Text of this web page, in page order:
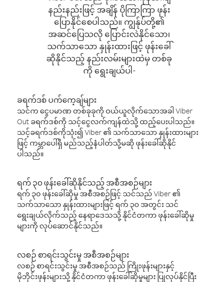
နည်းနည်းဖြင့် အချိန် ပိုကြာကြာ ဖုန်း
ပြောနိုင်စေပါသည်။ ကျွန်ုပ်တို့၏
အဆင်ပြေသလို ပြောင်းလဲနိုင်သော၊
သက်သာသော နှုန်းထားဖြင့် ဖုန်းခေါ်
ဆိုနိုင်သည့် နည်းလမ်းများထဲမှ တစ်ခု
ကို ရွေးချယ်ပါ-
ခရက်ဒစ် ပက်ကေ့ချ်များ
သင်က ငွေပမာဏ တစ်ခုခုကို ဝယ်ယူလိုက်သောအခါ Viber
Out ခရက်ဒစ်ကို သင့်ငွေလက်ကျန်ထဲသို့ ထည့်ပေးပါသည်။
သင့်ခရက်ဒစ်ကိုသုံး၍ Viber ၏ သက်သာသော နှုန်းထားများ
ဖြင့် ကမ္ဘာပေါ်ရှိ မည်သည့်နံပါတ်သို့မဆို ဖုန်းခေါ်ဆိုနိုင်
ပါသည်။
ရက် ၃၀ ဖုန်းခေါ်ဆိုနိုင်သည့် အစီအစဉ်များ
ရက် ၃၀ ဖုန်းခေါ်ဆိုမှု အစီအစဉ်ဖြင့် သင်သည် Viber ၏
သက်သာသော နှုန်းထားများဖြင့် ရက် ၃၀ အတွင်း သင်
ရွေးချယ်လိုက်သည့် နေရာဒေသသို့ နိုင်ငံတကာ ဖုန်းခေါ်ဆိုမှု
များကို လုပ်ဆောင်နိုင်သည်။
လစဉ် စာရင်းသွင်းမှု အစီအစဉ်များ
လစဉ် စာရင်းသွင်းမှု အစီအစဉ်သည် ကြိုးဖုန်းများနှင့်
မိုဘိုင်းဖုန်းများသို့ နိုင်ငံတကာ ဖုန်းခေါ်ဆိုမှုများ ပြုလုပ်နိုင်ပြီး